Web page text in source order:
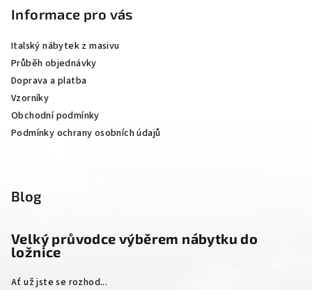
Informace pro vás
Italský nábytek z masivu
Průběh objednávky
Doprava a platba
Vzorníky
Obchodní podmínky
Podmínky ochrany osobních údajů
Blog
Velký průvodce výběrem nábytku do
ložnice
Ať už jste se rozhod...